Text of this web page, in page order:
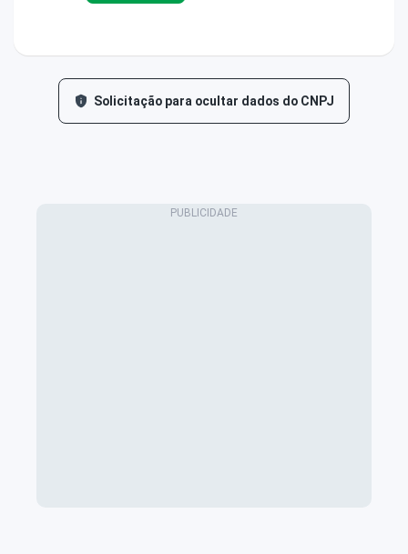
Solicitação para ocultar dados do CNPJ